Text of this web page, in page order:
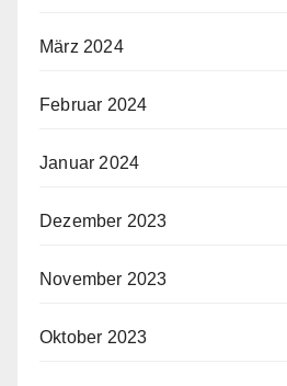
März 2024
Februar 2024
Januar 2024
Dezember 2023
November 2023
Oktober 2023